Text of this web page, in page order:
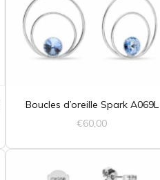
Boucles d’oreille Spark A069L
€60,00